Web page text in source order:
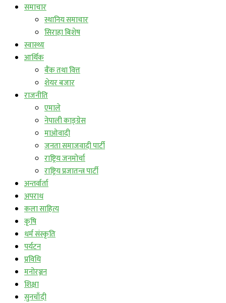
समाचार
स्थानिय समाचार
सिराहा बिशेष
स्वास्थ्य
आर्थिक
बैंक तथा वित्त
शेयर बजार
राजनीति
एमाले
नेपाली काङ्ग्रेस
माओवादी
जनता समाजवादी पार्टी
राष्ट्रिय जनमोर्चा
राष्ट्रिय प्रजातन्त्र पार्टी
अन्तर्वार्ता
अपराध
कला साहित्य
कृषि
धर्म संस्कृति
पर्यटन
प्रविधि
मनोरञ्जन
शिक्षा
सुनचाँदी